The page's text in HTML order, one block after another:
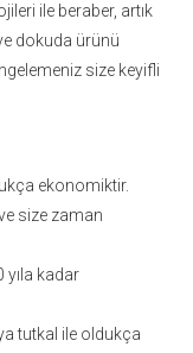
ile beraber, artık
dokuda ürünü
size keyifli
ekonomiktir.
size zaman
yıla kadar
tutkal ile oldukça